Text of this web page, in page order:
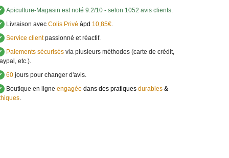
Apiculture-Magasin est noté 9.2/10 - selon 1052 avis clients.
Livraison avecColis Privé àpd 10,85€.
Service clientpassionné et réactif.
Paiements sécurisésvia plusieurs méthodes (carte de crédit,
etc.).
60jours pour changer d'avis.
Boutique en ligne engagée dans des pratiques durables&
.